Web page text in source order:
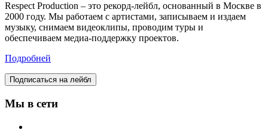
Respect Production – это рекорд-лейбл, основанный в Москве в
2000 году. Мы работаем с артистами, записываем и издаем
музыку, снимаем видеоклипы, проводим туры и
обеспечиваем медиа-поддержку проектов.
Подробней
Подписаться на лейбл
Мы в сети